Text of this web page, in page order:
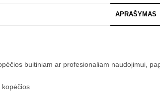
APRAŠYMAS
buitiniam ar profesionaliam naudojimui,
kopėčios